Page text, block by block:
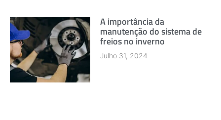
A importância da
manutenção do sistema de
freios no inverno
Julho 31, 2024